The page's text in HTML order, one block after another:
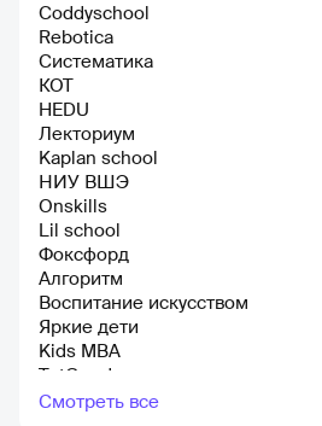
Coddyschool
Rebotiсa
Систематика
КОТ
HEDU
Лекториум
Kaplan school
НИУ ВШЭ
Onskills
Lil school
Фоксфорд
Алгоритм
Воспитание искусством
Яркие дети
Kids MBA
TutGood
Академия маленького дизайнера
Смотреть все